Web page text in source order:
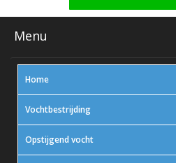
Menu
Home
Vochtbestrijding
Opstijgend vocht